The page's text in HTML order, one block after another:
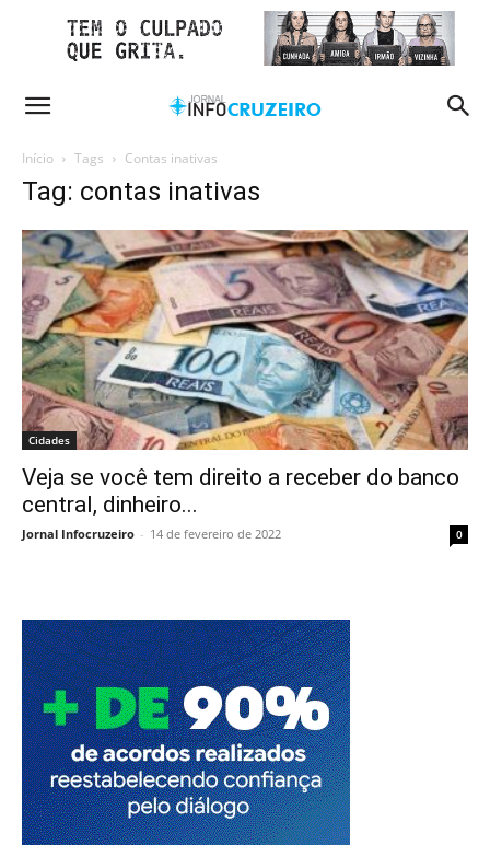
Início Tags Contas inativas
Tag: contas inativas
Cidades
Veja se você tem direito a receber do banco
central, dinheiro...
Jornal Infocruzeiro - 14 de fevereiro de 2022 0